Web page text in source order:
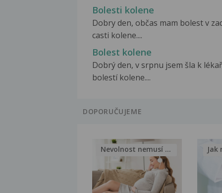
Bolesti kolene
Dobry den, občas mam bolest v
casti kolene....
Bolest kolene
Dobrý den, v srpnu jsem šla k
bolestí kolene....
DOPORUČUJEME
Nevolnost nemusí být nutnou... Jak